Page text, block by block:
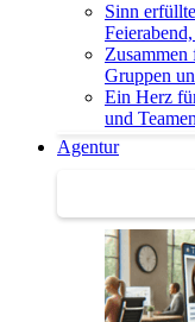
Sinn
Gruppen
Ein Herz
und
Agentur